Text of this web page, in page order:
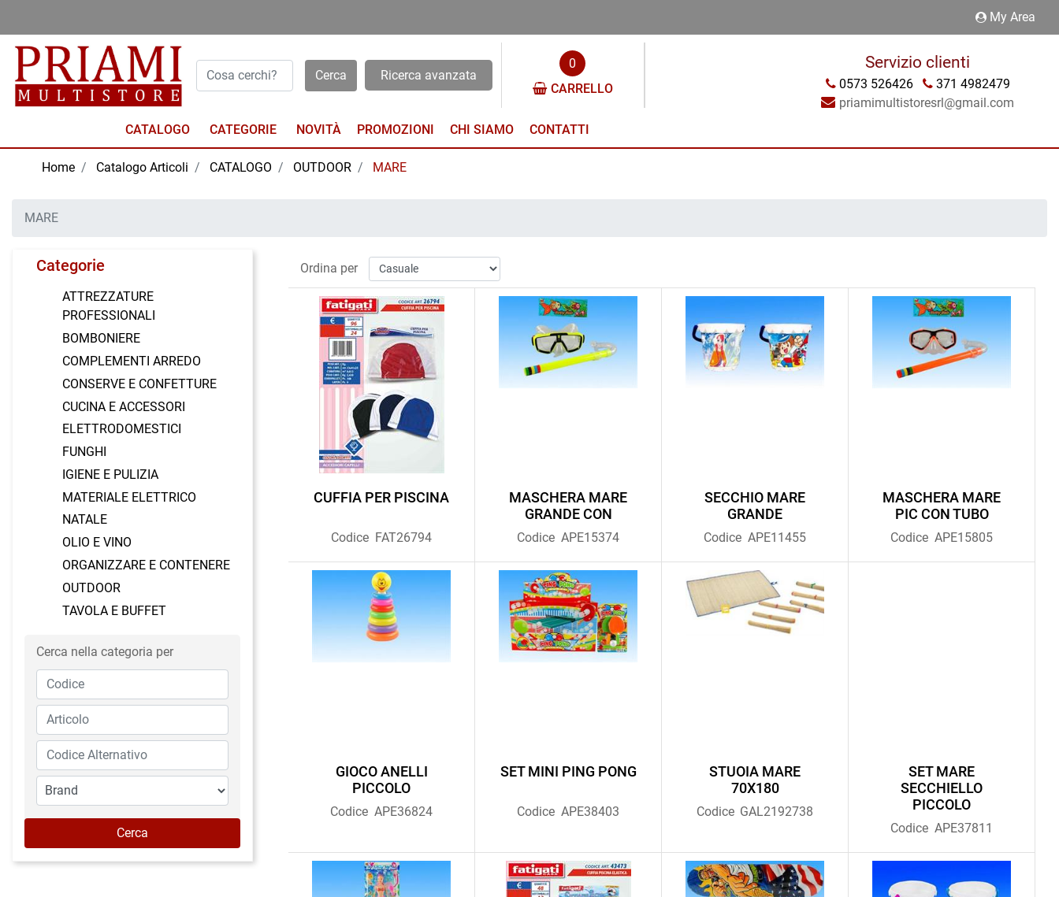
My Area
Ricerca avanzata
0
CARRELLO
Servizio clienti
0573 526426
371 4982479
priamimultistoresrl@gmail.com
CATALOGO
Open menu
NOVITÀ PROMOZIONI CHI SIAMO CONTATTI
Home Catalogo Articoli CATALOGO OUTDOOR MARE
MARE
Categorie
ATTREZZATURE
PROFESSIONALI
BOMBONIERE
COMPLEMENTI ARREDO
CONSERVE E CONFETTURE
CUCINA E ACCESSORI
ELETTRODOMESTICI
FUNGHI
IGIENE E PULIZIA
MATERIALE ELETTRICO
NATALE
OLIO E VINO
ORGANIZZARE E CONTENERE
OUTDOOR
TAVOLA E BUFFET
Cerca nella categoria per
Ordina per
CUFFIA PER PISCINA
Codice FAT26794
MASCHERA MARE
GRANDE CON
Codice APE15374
SECCHIO MARE
GRANDE
Codice APE11455
MASCHERA MARE
PIC CON TUBO
Codice APE15805
GIOCO ANELLI
PICCOLO
Codice APE36824
SET MINI PING PONG
Codice APE38403
STUOIA MARE
70X180
Codice GAL2192738
SET MARE
SECCHIELLO
PICCOLO
Codice APE37811